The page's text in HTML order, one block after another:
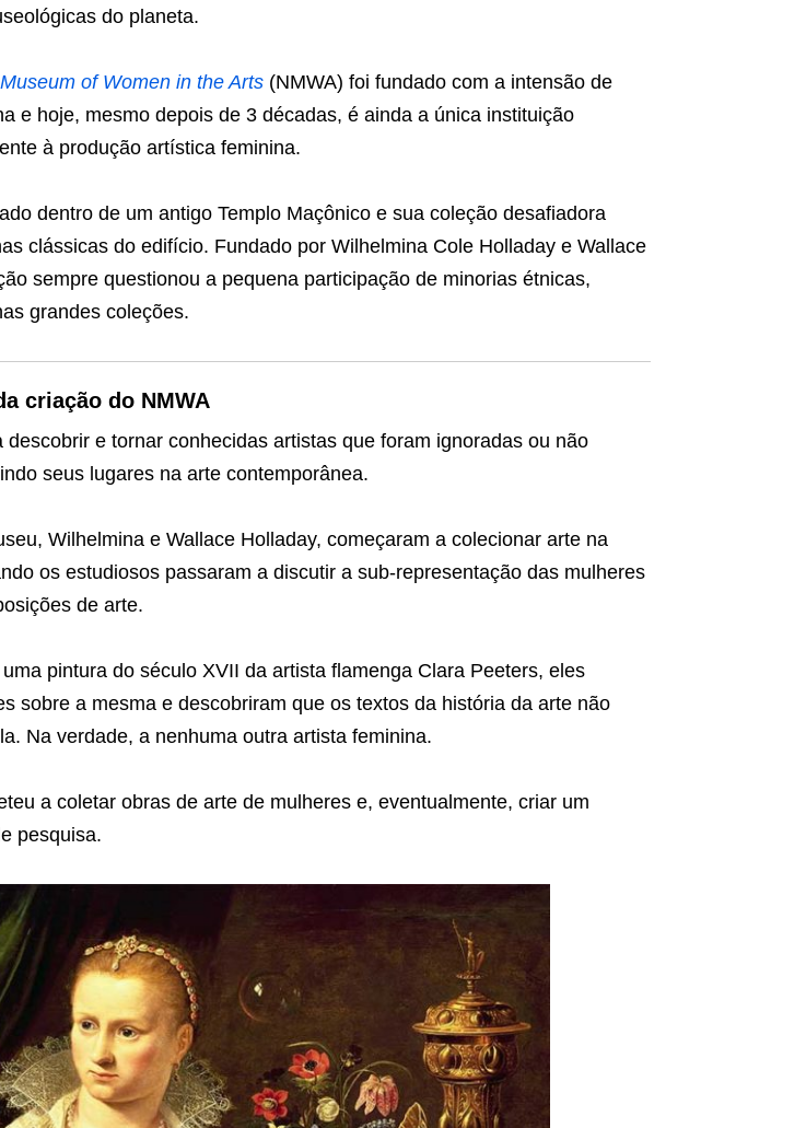
do planeta.
of Women in the Arts(NMWA) foi fundado com a intensão de
e hoje, mesmo depois de 3 décadas, é ainda a única instituição
à produção artística feminina.
dentro de um antigo Templo Maçônico e sua coleção desafiadora
clássicas do edifício. Fundado por Wilhelmina Cole Holladay e Wallace
sempre questionou a pequena participação de minorias étnicas,
grandes coleções.
criação do NMWA
descobrir e tornar conhecidas artistas que foram ignoradas ou não
seus lugares na arte contemporânea.
Wilhelmina e Wallace Holladay, começaram a colecionar arte na
os estudiosos passaram a discutir a sub-representação das mulheres
de arte.
pintura do século XVII da artista flamenga Clara Peeters, eles
sobre a mesma e descobriram que os textos da história da arte não
Na verdade, a nenhuma outra artista feminina.
a coletar obras de arte de mulheres e, eventualmente, criar um
pesquisa.